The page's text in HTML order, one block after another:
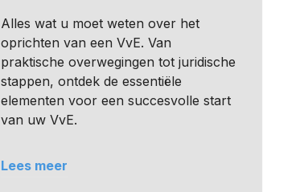
Alles wat u moet weten over het
oprichten van een VvE. Van
praktische overwegingen tot juridische
stappen, ontdek de essentiële
elementen voor een succesvolle start
van uw VvE.
Lees meer